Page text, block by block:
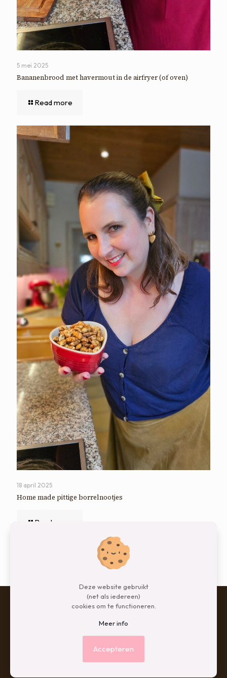
5 mei 2025
Bananenbrood met havermout in de airfryer (of oven)
Read more
18 april 2025
Home made pittige borrelnootjes
Read more
Muffin group
Powered byWordPress
Deze website gebruikt
(net als iedereen)
cookies om te functioneren.
Meer info
Accepteren